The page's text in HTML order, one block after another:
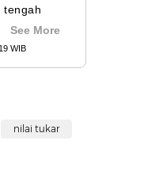
nilai tukar